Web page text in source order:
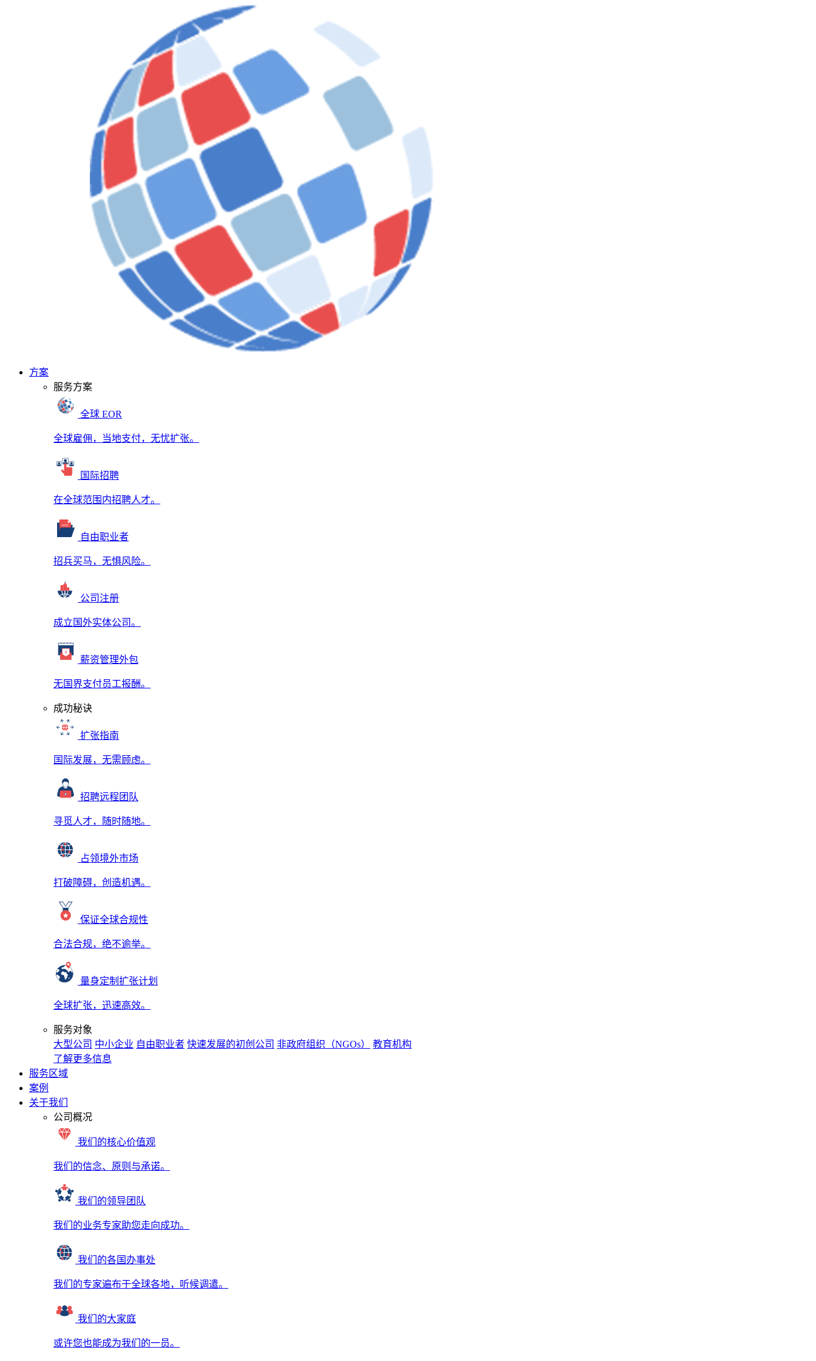
方案
服务方案
全球 EOR
全球雇佣，当地支付，无忧扩张。
国际招聘
在全球范围内招聘人才。
自由职业者
招兵买马，无惧风险。
公司注册
成立国外实体公司。
薪资管理外包
无国界支付员工报酬。
成功秘诀
扩张指南
国际发展，无需顾虑。
招聘远程团队
寻觅人才，随时随地。
占领境外市场
打破障碍，创造机遇。
保证全球合规性
合法合规，绝不逾举。
量身定制扩张计划
全球扩张，迅速高效。
服务对象
大型公司 中小企业 自由职业者 快速发展的初创公司 非政府组织（NGOs）
教育机构
了解更多信息
服务区域
案例
关于我们
公司概况
我们的核心价值观
我们的信念、原则与承诺。
我们的领导团队
我们的业务专家助您走向成功。
我们的各国办事处
我们的专家遍布于全球各地，听候调遣。
我们的大家庭
或许您也能成为我们的一员。